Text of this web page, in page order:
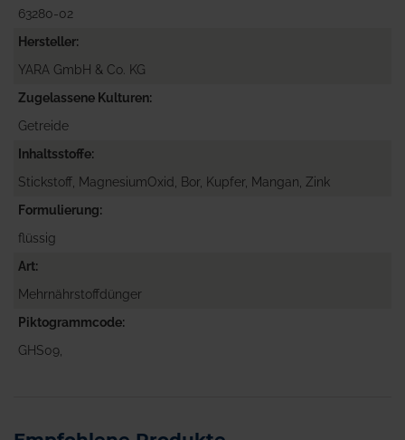
63280-02
Hersteller
YARA GmbH & Co. KG
Zugelassene Kulturen
Getreide
Inhaltsstoffe
Stickstoff, MagnesiumOxid, Bor, Kupfer, Mangan, Zink
Formulierung
flüssig
Art
Mehrnährstoffdünger
Piktogrammcode
GHS09,